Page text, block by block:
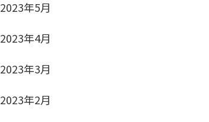
2023年5月
2023年4月
2023年3月
2023年2月